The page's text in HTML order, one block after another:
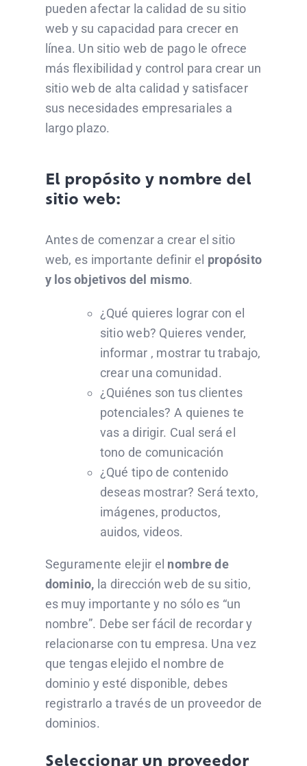
pueden afectar la calidad de su sitio
web y su capacidad para crecer en
línea. Un sitio web de pago le ofrece
más flexibilidad y control para crear un
sitio web de alta calidad y satisfacer
sus necesidades empresariales a
largo plazo.
El propósito y nombre del
sitio web:
Antes de comenzar a crear el sitio
web, es importante definir el propósito
y los objetivos del mismo.
¿Qué quieres lograr con el
sitio web? Quieres vender,
informar , mostrar tu trabajo,
crear una comunidad.
¿Quiénes son tus clientes
potenciales? A quienes te
vas a dirigir. Cual será el
tono de comunicación
¿Qué tipo de contenido
deseas mostrar? Será texto,
imágenes, productos,
auidos, videos.
Seguramente elejir el nombre de
dominio, la dirección web de su sitio,
es muy importante y no sólo es “un
nombre”. Debe ser fácil de recordar y
relacionarse con tu empresa. Una vez
que tengas elejido el nombre de
dominio y esté disponible, debes
registrarlo a través de un proveedor de
dominios.
Seleccionar un proveedor